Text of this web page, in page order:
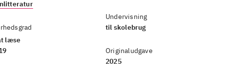
læse
Undervisning
til skolebrug
Originaludgave
2025